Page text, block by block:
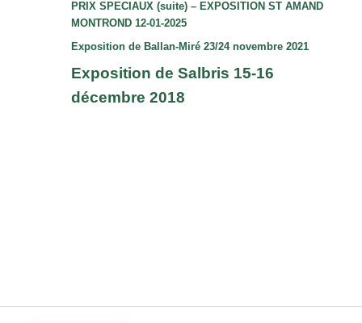
PRIX SPECIAUX (suite) – EXPOSITION ST AMAND
MONTROND 12-01-2025
Exposition de Ballan-Miré 23/24 novembre 2021
Exposition de Salbris 15-16
décembre 2018